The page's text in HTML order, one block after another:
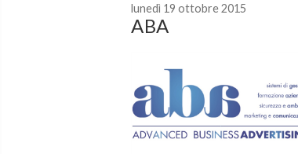
lunedì 19 ottobre 2015
ABA